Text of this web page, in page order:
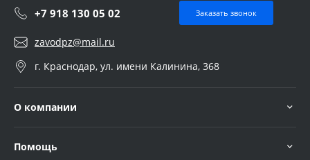
+7 918 130 05 02 Заказать звонок
zavodpz@mail.ru
г. Краснодар, ул. имени Калинина, 368
О компании
Помощь